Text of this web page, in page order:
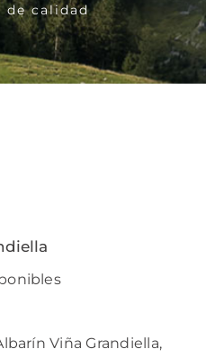
de calidad
Viña Grandiella,